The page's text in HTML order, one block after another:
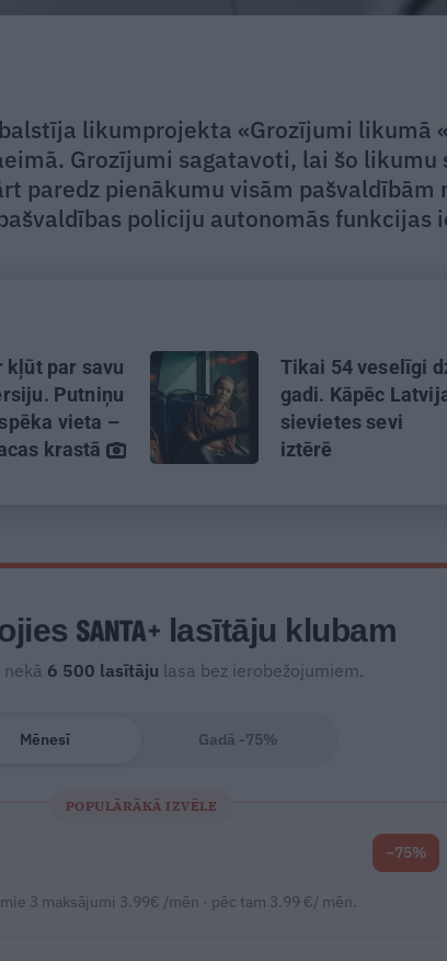
likumprojekta «Grozījumi likumā
Grozījumi sagatavoti, lai šo likumu
paredz pienākumu visām pašvaldībām
policiju autonomās funkcijas
kļūt par savu
Putniņu
vieta –
krastā
Tikai 54 veselīgi
gadi. Kāpēc
sievietes sevi
iztērē
lasītāju klubam
6 500 lasītāju lasa bez ierobežojumiem.
Mēnesī Gadā -75%
POPULĀRĀKĀ IZVĒLE
3 maksājumi 3.99€ /mēn · pēc tam 3.99 €/ mēn.
−75%